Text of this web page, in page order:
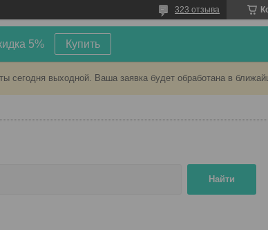
323 отзыва
5% Купить
сегодня выходной. Ваша заявка будет обработана в
Найти